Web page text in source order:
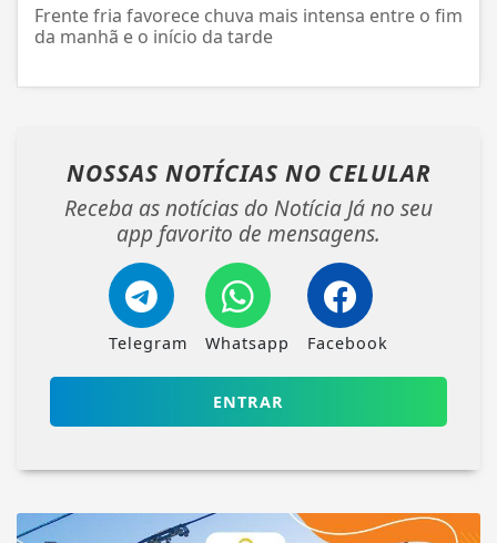
Frente fria favorece chuva mais intensa entre o fim
da manhã e o início da tarde
NOSSAS NOTÍCIAS NO CELULAR
Receba as notícias do Notícia Já no seu
app favorito de mensagens.
Telegram Whatsapp Facebook
ENTRAR